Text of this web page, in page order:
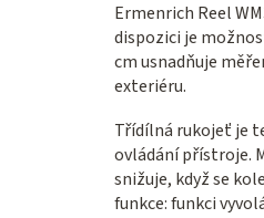
Ermenrich Reel
dispozici je
cm usnadňuje
exteriéru.
Třídílná rukojeť je
ovládání přístroje.
snižuje, když se
funkce: funkci